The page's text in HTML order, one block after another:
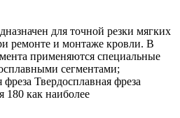
для точной резки мягких
ремонте и монтаже кровли. В
применяются специальные
сегментами;
Твердосплавная фреза
180 как наиболее